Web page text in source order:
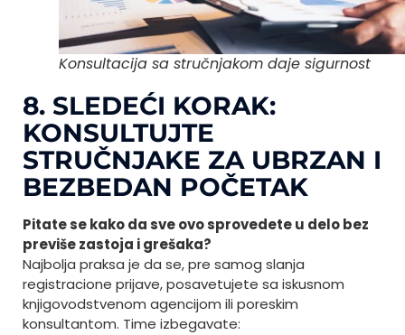
Konsultacija sa stručnjakom daje sigurnost
8. SLEDEĆI KORAK:
KONSULTUJTE
STRUČNJAKE ZA UBRZAN I
BEZBEDAN POČETAK
Pitate se kako da sve ovo sprovedete u delo bez
previše zastoja i grešaka?
Najbolja praksa je da se, pre samog slanja
registracione prijave, posavetujete sa iskusnom
knjigovodstvenom agencijom ili poreskim
konsultantom. Time izbegavate: